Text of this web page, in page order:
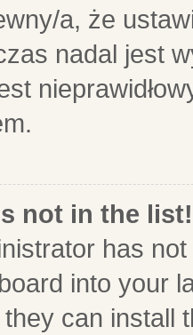
a, że
nadal jest
not in the list!
has
into your
can install